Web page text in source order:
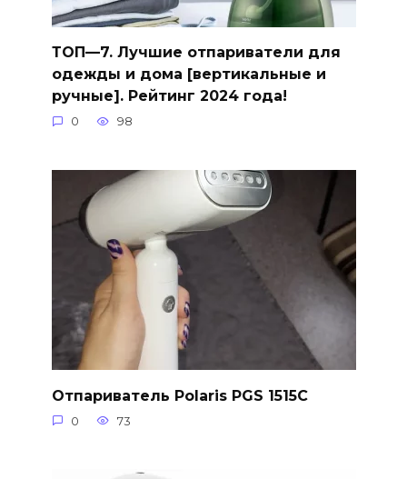
ТОП—7. Лучшие отпариватели для
одежды и дома [вертикальные и
ручные]. Рейтинг 2024 года!
0 98
Отпариватель Polaris PGS 1515C
0 73